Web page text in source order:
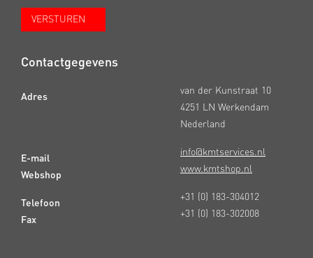
Contactgegevens
Adres
E-mail
Webshop
Telefoon
Fax
van der Kunstraat 10
4251 LN Werkendam
Nederland
info@kmtservices.nl
www.kmtshop.nl
+31 (0) 183-304012
+31 (0) 183-302008